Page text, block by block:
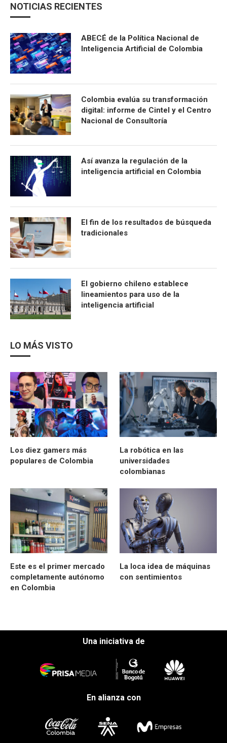
NOTICIAS RECIENTES
ABECÉ de la Política Nacional de
Inteligencia Artificial de Colombia
Colombia evalúa su transformación
digital: informe de Cintel y el Centro
Nacional de Consultoría
Así avanza la regulación de la
inteligencia artificial en Colombia
El fin de los resultados de búsqueda
tradicionales
El gobierno chileno establece
lineamientos para uso de la
inteligencia artificial
LO MÁS VISTO
Los diez gamers más
populares de Colombia
La robótica en las
universidades
colombianas
Este es el primer mercado
completamente autónomo
en Colombia
La loca idea de máquinas
con sentimientos
Una iniciativa de
En alianza con